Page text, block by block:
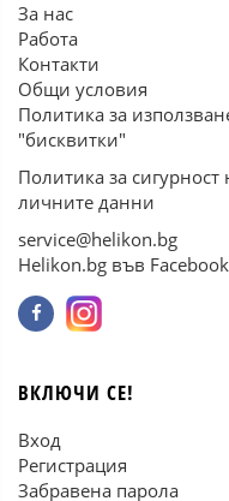
За нас
Работа
Контакти
Общи условия
Политика за
"бисквитки"
Политика за сигурност
личните данни
service@helikon.bg
Helikon.bg във Facebook
ВКЛЮЧИ СЕ!
Вход
Регистрация
Забравена парола